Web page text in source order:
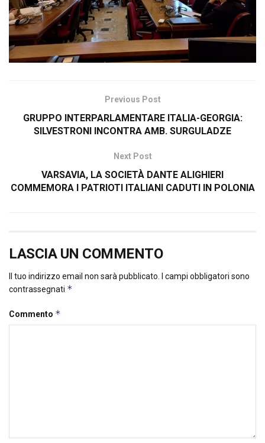
Previous Post
GRUPPO INTERPARLAMENTARE ITALIA-GEORGIA:
SILVESTRONI INCONTRA AMB. SURGULADZE
Next Post
VARSAVIA, LA SOCIETÀ DANTE ALIGHIERI
COMMEMORA I PATRIOTI ITALIANI CADUTI IN POLONIA
LASCIA UN COMMENTO
Il tuo indirizzo email non sarà pubblicato.
I campi obbligatori sono
contrassegnati *
Commento *